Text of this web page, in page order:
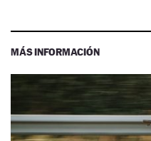
MÁS INFORMACIÓN